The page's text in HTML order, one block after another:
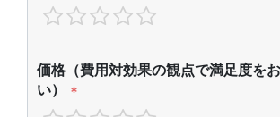
価格（費用対効果の観点で満足度を
い）
*